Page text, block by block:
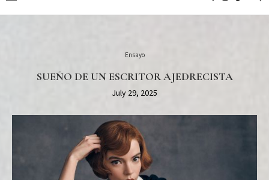
Ensayo
SUEÑO DE UN ESCRITOR AJEDRECISTA
July 29, 2025